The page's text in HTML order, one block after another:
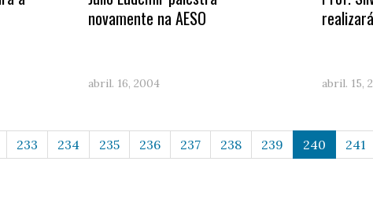
novamente na AESO
abril. 16, 2004 abril. 15,
233 234 235 236 237 238 239 240 241